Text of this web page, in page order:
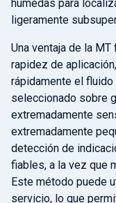
húmedas para
ligeramente
Una ventaja de la
rapidez de
rápidamente el
seleccionado sobre
extremadamente
extremadamente
detección de
fiables, a la vez que
Este método puede
servicio, lo que